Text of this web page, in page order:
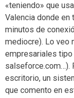
«teniendo» que
Valencia donde en
minutos de
mediocre). Lo veo
empresariales tipo
salseforce.com…).
escritorio, un
que comento en